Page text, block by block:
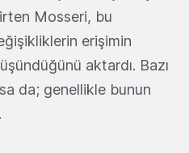
Mosseri, bu
erişimin
aktardı. Bazı
da; genellikle bunun